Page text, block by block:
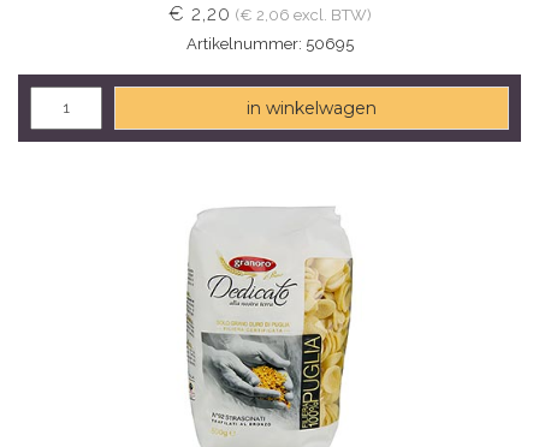
€ 2,20 (€ 2,06 excl. BTW)
Artikelnummer: 50695
in winkelwagen